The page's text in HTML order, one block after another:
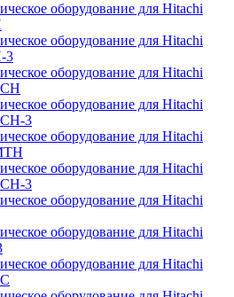
оборудование для Hitachi
оборудование для Hitachi
3
оборудование для Hitachi
оборудование для Hitachi
3
оборудование для Hitachi
оборудование для Hitachi
3
оборудование для Hitachi
оборудование для Hitachi
оборудование для Hitachi